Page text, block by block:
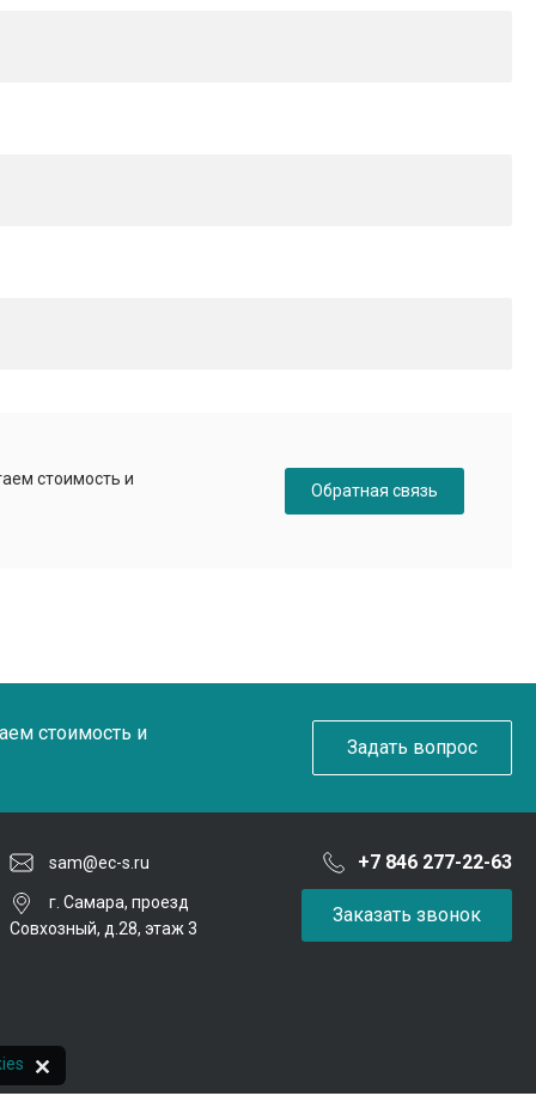
стоимость и
Обратная связь
стоимость и
Задать вопрос
sam@ec-s.ru +7 846 277-22-63
г. Самара, проезд
Совхозный, д.28, этаж 3
Заказать звонок